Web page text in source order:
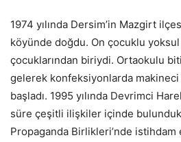
1974 yılında Dersim’in Mazgirt
köyünde doğdu. On çocuklu
çocuklarından biriydi. Ortaokulu
gelerek konfeksiyonlarda makineci
başladı. 1995 yılında Devrimci
süre çeşitli ilişkiler içinde
Propaganda Birlikleri’nde